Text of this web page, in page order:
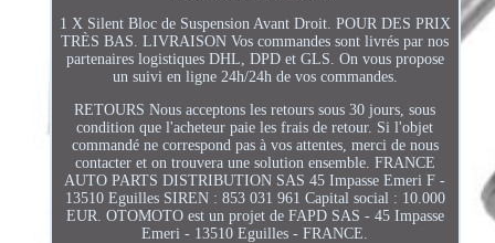
1 X Silent Bloc de Suspension Avant Droit. POUR DES PRIX
TRÈS BAS. LIVRAISON Vos commandes sont livrés par nos
partenaires logistiques DHL, DPD et GLS. On vous propose
un suivi en ligne 24h/24h de vos commandes.
RETOURS Nous acceptons les retours sous 30 jours, sous
condition que l'acheteur paie les frais de retour. Si l'objet
commandé ne correspond pas à vos attentes, merci de nous
contacter et on trouvera une solution ensemble. FRANCE
AUTO PARTS DISTRIBUTION SAS 45 Impasse Emeri F -
13510 Eguilles SIREN : 853 031 961 Capital social : 10.000
EUR. OTOMOTO est un projet de FAPD SAS - 45 Impasse
Emeri - 13510 Eguilles - FRANCE.